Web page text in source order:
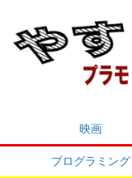
映画
プログラミング